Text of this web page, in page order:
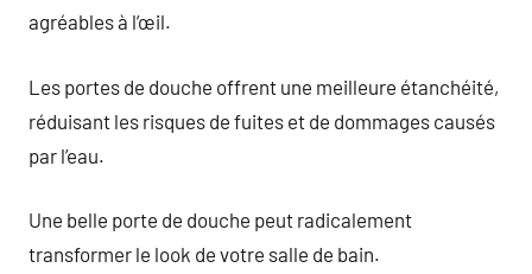
agréables à l’œil.
Les portes de douche offrent une meilleure étanchéité,
réduisant les risques de fuites et de dommages causés
par l’eau.
Une belle porte de douche peut radicalement
transformer le look de votre salle de bain.